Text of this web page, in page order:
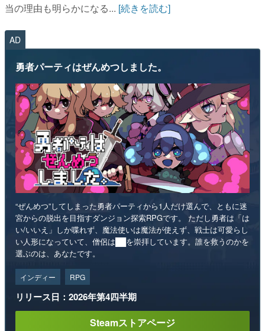
当の理由も明らかになる... [続きを読む]
AD
勇者パーティはぜんめつしました。
“ぜんめつ”してしまった勇者パーティから1人だけ選んで、ともに迷
宮からの脱出を目指すダンジョン探索RPGです。 ただし勇者は「は
い/いいえ」しか喋れず、魔法使いは魔法が使えず、戦士は可愛らし
い人形になっていて、僧侶は██を崇拝しています。誰を救うのかを
選ぶのは、あなたです。
インディー RPG
リリース日：2026年第4四半期
Steamストアページ